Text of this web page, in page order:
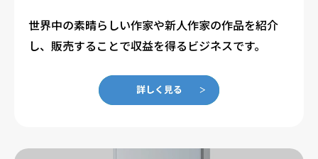
世界中の素晴らしい作家や新人作家の作品を紹介
し、販売することで収益を得るビジネスです。